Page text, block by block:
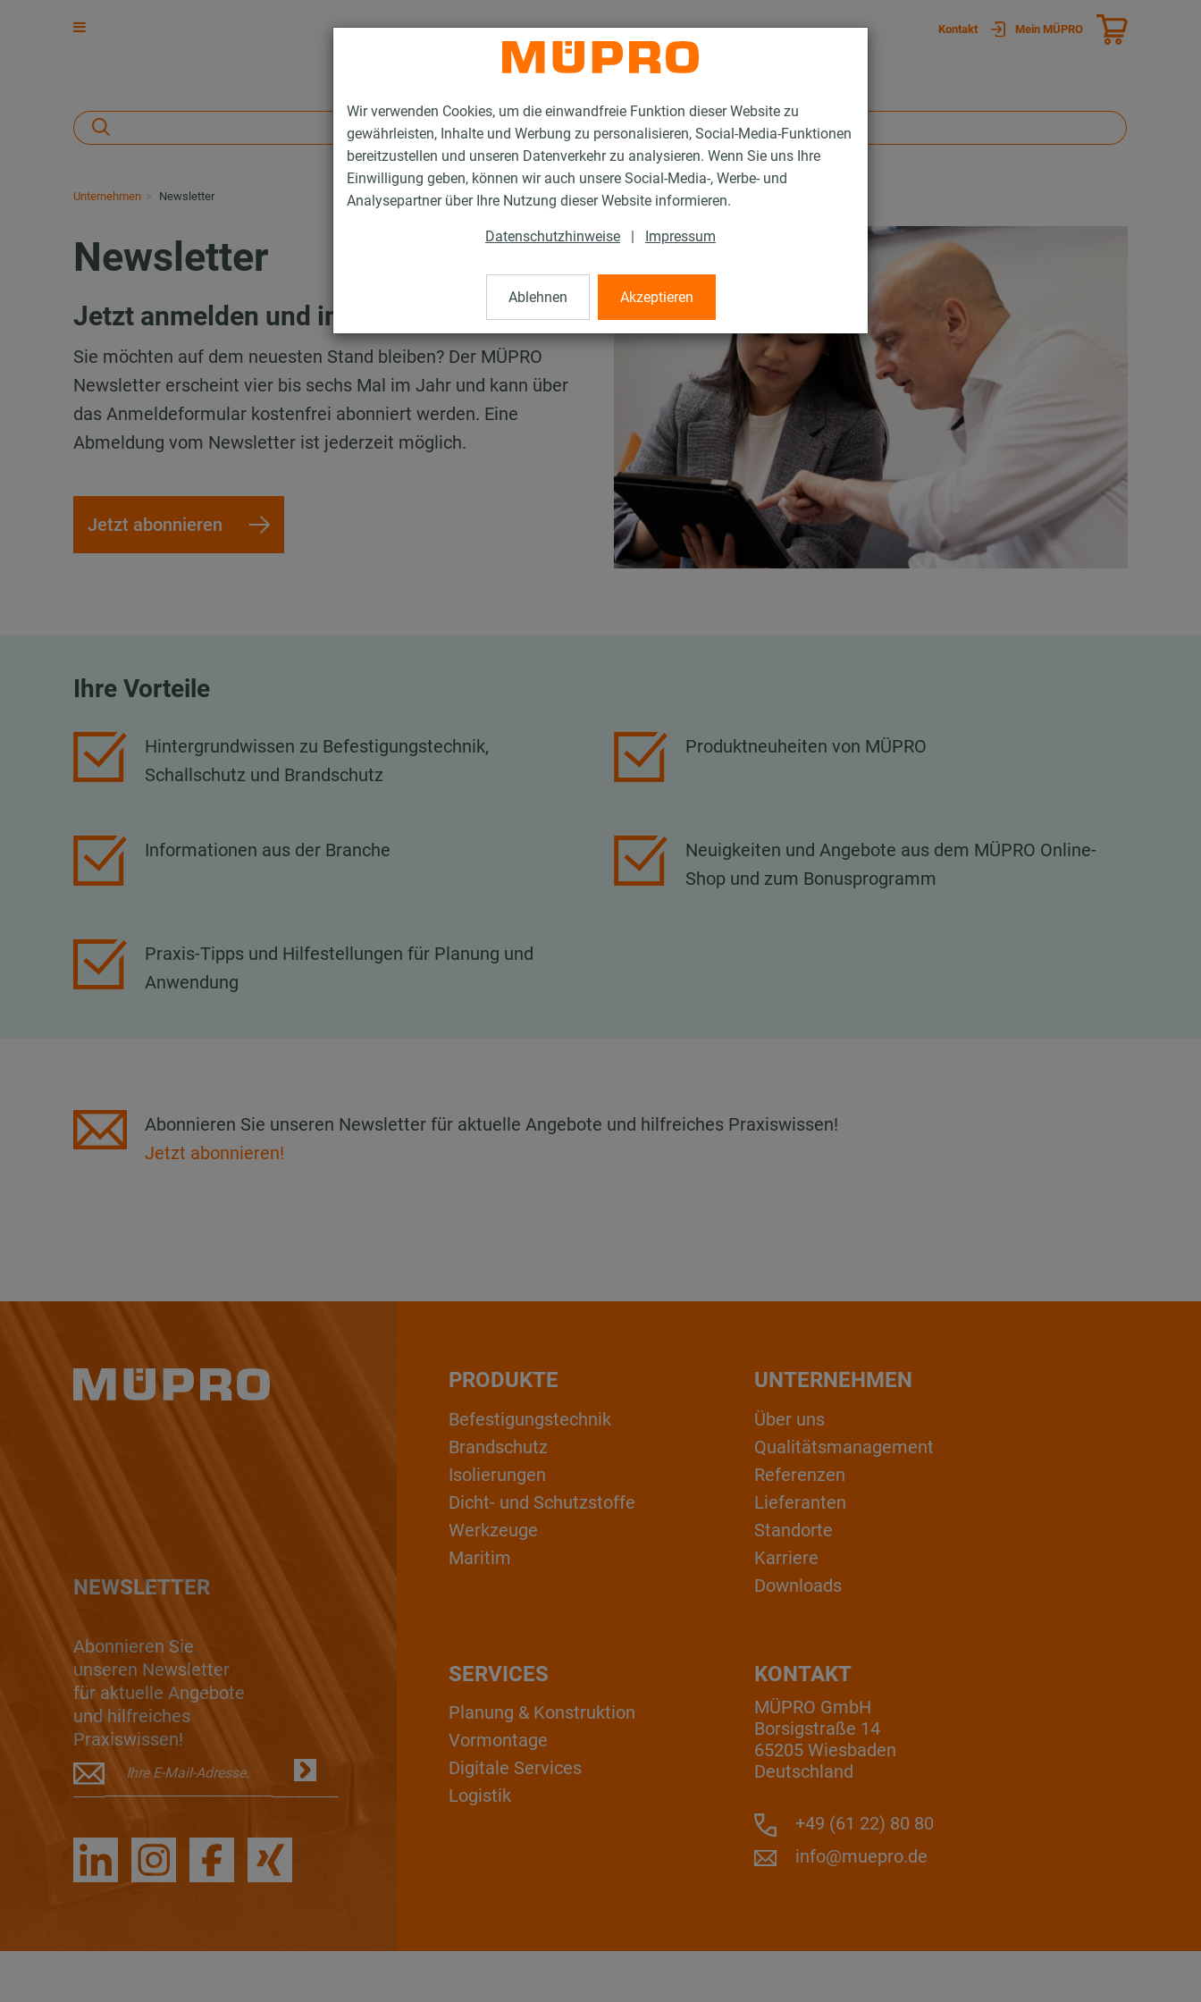
Wir verwenden Cookies, um die einwandfreie Funktion dieser Website zu
gewährleisten, Inhalte und Werbung zu personalisieren, Social-Media-Funktionen
bereitzustellen und unseren Datenverkehr zu analysieren. Wenn Sie uns Ihre
Einwilligung geben, können wir auch unsere Social-Media-, Werbe- und
Analysepartner über Ihre Nutzung dieser Website informieren.
Datenschutzhinweise | Impressum
Ablehnen Akzeptieren
Kontakt Mein MÜPRO
Unternehmen Newsletter
Newsletter
Jetzt anmelden und informiert bleiben!
Sie möchten auf dem neuesten Stand bleiben? Der MÜPRO
Newsletter erscheint vier bis sechs Mal im Jahr und kann über
das Anmeldeformular kostenfrei abonniert werden. Eine
Abmeldung vom Newsletter ist jederzeit möglich.
Jetzt abonnieren
Ihre Vorteile
Hintergrundwissen zu Befestigungstechnik,
Schallschutz und Brandschutz
Produktneuheiten von MÜPRO
Informationen aus der Branche
Neuigkeiten und Angebote aus dem MÜPRO Online-
Shop und zum Bonusprogramm
Praxis-Tipps und Hilfestellungen für Planung und
Anwendung
Abonnieren Sie unseren Newsletter für aktuelle Angebote und hilfreiches Praxiswissen!
Jetzt abonnieren!
NEWSLETTER
Abonnieren Sie
unseren Newsletter
für aktuelle Angebote
und hilfreiches
Praxiswissen!
PRODUKTE
Befestigungstechnik
Brandschutz
Isolierungen
Dicht- und Schutzstoffe
Werkzeuge
Maritim
UNTERNEHMEN
Über uns
Qualitätsmanagement
Referenzen
Lieferanten
Standorte
Karriere
Downloads
KONTAKT
MÜPRO GmbH
Borsigstraße 14
65205 Wiesbaden
Deutschland
+49 (61 22) 80 80
info@muepro.de
SERVICES
Planung & Konstruktion
Vormontage
Digitale Services
Logistik